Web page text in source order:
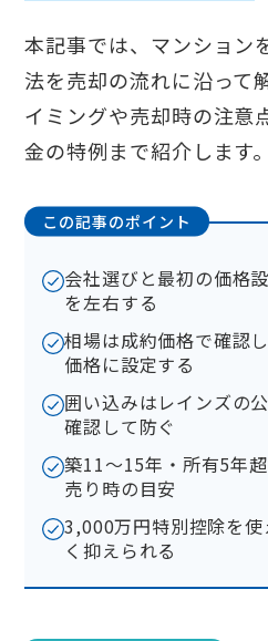
本記事では、マンション
法を売却の流れに沿って
イミングや売却時の注意
金の特例まで紹介します。
この記事のポイント
会社選びと最初の価格
を左右する
相場は成約価格で確認
価格に設定する
囲い込みはレインズの
確認して防ぐ
築11〜15年・所有5年
売り時の目安
3,000万円特別控除を
く抑えられる